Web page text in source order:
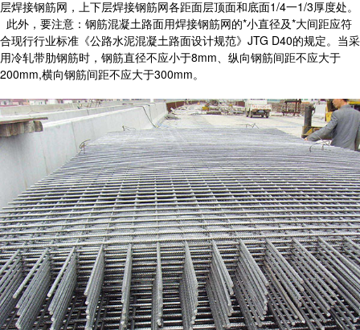
层焊接钢筋网，上下层焊接钢筋网各距面层顶面和底面1/4一1/3厚度处。
此外，要注意：钢筋混凝土路面用焊接钢筋网的*小直径及*大间距应符
合现行行业标准《公路水泥混凝土路面设计规范》JTG D40的规定。当采
用冷轧带肋钢筋时，钢筋直径不应小于8mm、纵向钢筋间距不应大于
200mm,横向钢筋间距不应大于300mm。